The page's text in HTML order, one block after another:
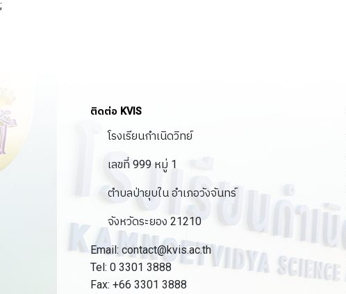
;
ติดต่อ KVIS
โรงเรียนกำเนิดวิทย์
เลขที่ 999 หมู่ 1
ตำบลป่ายุบใน อำเภอวังจันทร์
จังหวัดระยอง 21210
Email: contact@kvis.ac.th
Tel: 0 3301 3888
Fax: +66 3301 3888